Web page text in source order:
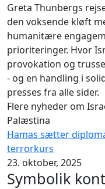
Greta Thunbergs
den voksende kløft
humanitære
prioriteringer. Hvor
provokation og
- og en handling i
presses fra alle sider.
Flere nyheder om
Palæstina
Hamas sætter
terrorkurs
23. oktober, 2025
Symbolik